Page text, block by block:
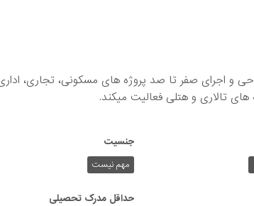
و اجرای صفر تا صد پروژه های مسکونی، تجاری،
تالاری و هتلی فعالیت میکند.
جنسیت
مهم نیست
حداقل مدرک تحصیلی